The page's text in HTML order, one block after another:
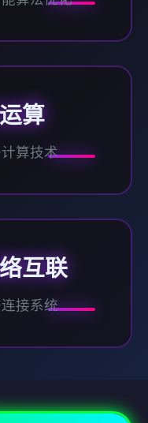
算
算技术
互联
接系统